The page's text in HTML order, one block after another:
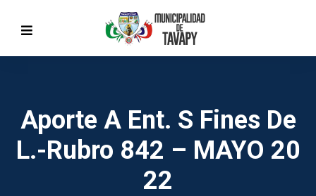
Aporte A Ent. S Fines De
L.-Rubro 842 – MAYO 20
22